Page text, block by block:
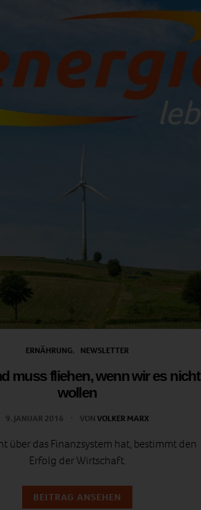
ERNÄHRUNG NEWSLETTER
muss fliehen, wenn wir es nicht
wollen
9. JANUAR 2016 VONVOLKER MARX
über das Finanzsystem hat, bestimmt den
Erfolg der Wirtschaft.
BEITRAG ANSEHEN